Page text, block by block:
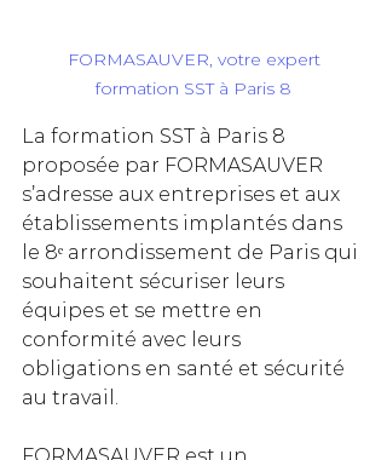
FORMASAUVER, votre expert
formation SST à Paris 8
La formation SST à Paris 8
proposée par FORMASAUVER
s’adresse aux entreprises et aux
établissements implantés dans
le 8ᵉ arrondissement de Paris qui
souhaitent sécuriser leurs
équipes et se mettre en
conformité avec leurs
obligations en santé et sécurité
au travail.
FORMASAUVER est un